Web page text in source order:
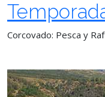
Corcovado: Pesca y